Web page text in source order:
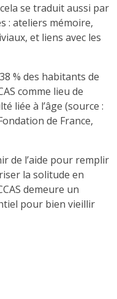
se traduit aussi par
: ateliers mémoire,
et liens avec les
% des habitants de
comme lieu de
liée à l’âge (source :
de France,
de l’aide pour remplir
la solitude en
demeure un
pour bien vieillir